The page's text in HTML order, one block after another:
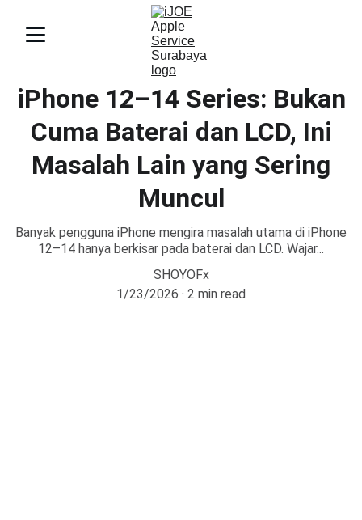
iPhone 12–14 Series: Bukan
Cuma Baterai dan LCD, Ini
Masalah Lain yang Sering
Muncul
Banyak pengguna iPhone mengira masalah utama di iPhone
12–14 hanya berkisar pada baterai dan LCD. Wajar...
SHOYOFx
1/23/2026
2 min read